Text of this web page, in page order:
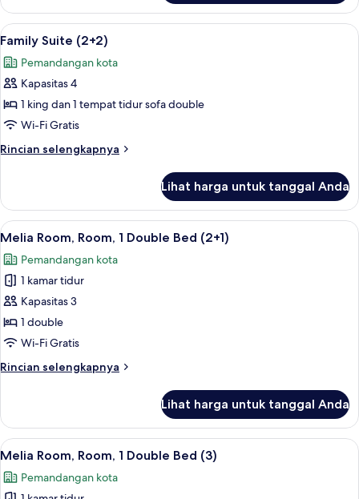
Family
Junior
Suite
Lihat
semua
foto
untuk
Family
Suite
(2+2)
Bantalan ekstra lembut, brankas,
5
Family Suite (2+2)
Pemandangan kota
Kapasitas 4
1 king dan 1 tempat tidur sofa double
Wi-Fi Gratis
Rincian selengkapnya
Rincian
Family
Suite
(2+2)
Lihat harga untuk tanggal Anda
Lihat
semua
foto
untuk
Melia
Room,
Room,
Double
Bantalan ekstra lembut, brankas,
5
Melia Room, Room, 1 Double Bed (2+1)
Pemandangan kota
1 kamar tidur
Kapasitas 3
1 double
Wi-Fi Gratis
Rincian selengkapnya
Rincian
Melia
Room,
Room,
Double
Bed
Lihat harga untuk tanggal Anda
Lihat
semua
foto
Bantalan ekstra lembut, brankas,
5
Melia Room, Room, 1 Double Bed (3)
Pemandangan kota